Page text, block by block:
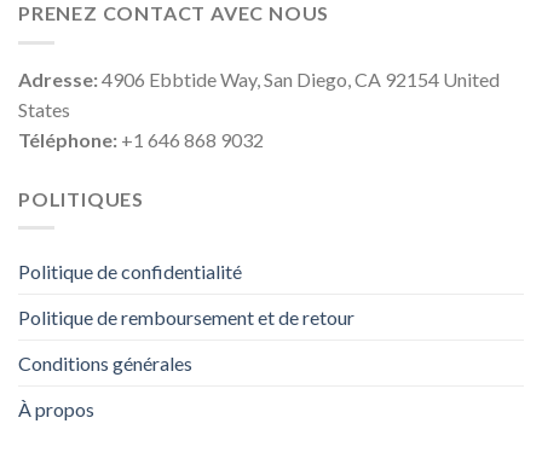
PRENEZ CONTACT AVEC NOUS
Adresse:4906 Ebbtide Way, San Diego, CA 92154 United
States
Téléphone: +1 646 868 9032
POLITIQUES
Politique de confidentialité
Politique de remboursement et de retour
Conditions générales
À propos